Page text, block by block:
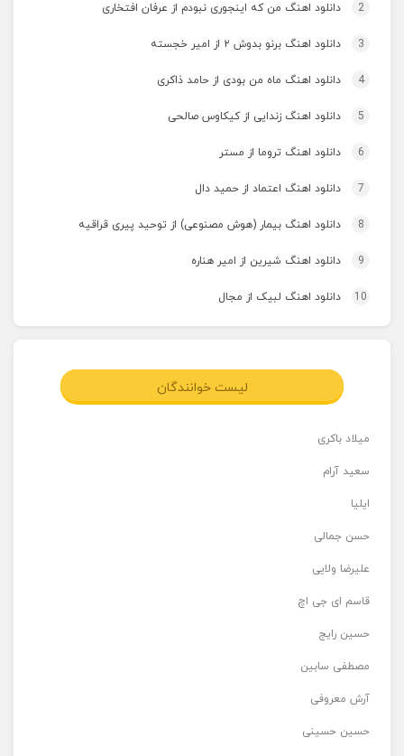
2 دانلود اهنگ من که اینجوری نبودم از عرفان افتخاری
3 دانلود اهنگ برنو بدوش ۲ از امیر خجسته
4 دانلود اهنگ ماه من بودی از حامد ذاکری
5 دانلود اهنگ زندایی از کیکاوس صالحی
6 دانلود اهنگ تروما از مستر
7 دانلود اهنگ اعتماد از حمید دال
8 دانلود اهنگ بیمار (هوش مصنوعی) از توحید پیری قراقیه
9 دانلود اهنگ شیرین از امیر هناره
10 دانلود اهنگ لبیک از مجال
لیست خوانندگان
میلاد باکری
سعید آرام
ایلیا
حسن جمالی
علیرضا ولایی
قاسم ای جی اچ
حسین رایج
مصطفی سابین
آرش معروفی
حسین حسینی